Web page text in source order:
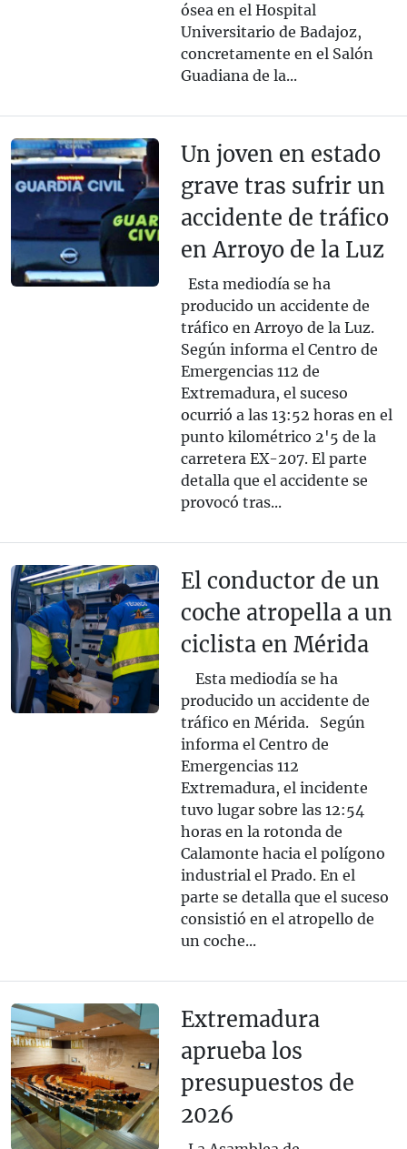
ósea en el Hospital
Universitario de Badajoz,
concretamente en el Salón
Guadiana de la...
Un joven en estado
grave tras sufrir un
accidente de tráfico
en Arroyo de la Luz
Esta mediodía se ha
producido un accidente de
tráfico en Arroyo de la Luz.
Según informa el Centro de
Emergencias 112 de
Extremadura, el suceso
ocurrió a las 13:52 horas en el
punto kilométrico 2'5 de la
carretera EX-207. El parte
detalla que el accidente se
provocó tras...
El conductor de un
coche atropella a un
ciclista en Mérida
Esta mediodía se ha
producido un accidente de
tráfico en Mérida. Según
informa el Centro de
Emergencias 112
Extremadura, el incidente
tuvo lugar sobre las 12:54
horas en la rotonda de
Calamonte hacia el polígono
industrial el Prado. En el
parte se detalla que el suceso
consistió en el atropello de
un coche...
Extremadura
aprueba los
presupuestos de
2026